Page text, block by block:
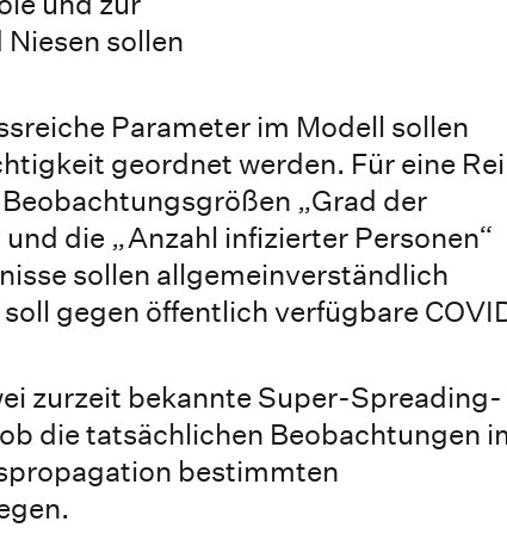
sollen
Parameter im Modell sollen
geordnet werden. Für eine
„Grad der
die „Anzahl infizierter Personen“
sollen allgemeinverständlich
gegen öffentlich verfügbare
zurzeit bekannte Super-Spreading-
die tatsächlichen Beobachtungen
bestimmten